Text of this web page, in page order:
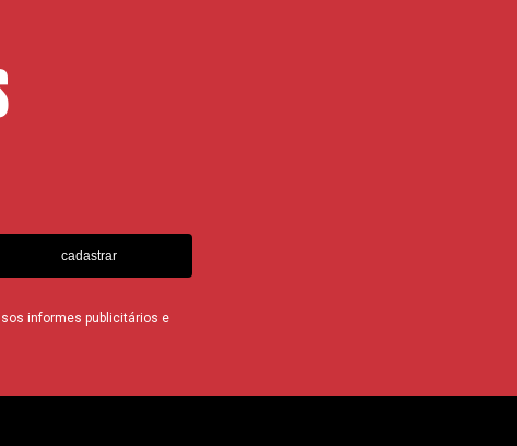
cadastrar
informes publicitários e